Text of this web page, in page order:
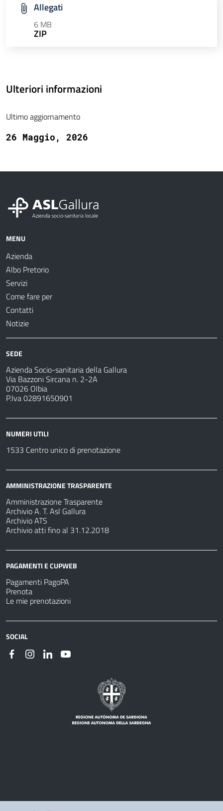
Allegati
6 MB
ZIP
Ulteriori informazioni
Ultimo aggiornamento
26 Maggio, 2026
MENU
Azienda
Albo Pretorio
Servizi
Come fare per
Contatti
Notizie
SEDE
Azienda Socio-sanitaria della Gallura
Via Bazzoni Sircana n. 2-2A
07026 Olbia
P.Iva 02891650901
NUMERI UTILI
1533 Centro unico di prenotazione
AMMINISTRAZIONE TRASPARENTE
Amministrazione Trasparente
Archivio A. T. Asl Gallura
Archivio ATS
Archivio atti fino al 31.12.2018
PAGAMENTI E CUPWEB
Pagamenti PagoPA
Prenota
Le mie prenotazioni
SOCIAL